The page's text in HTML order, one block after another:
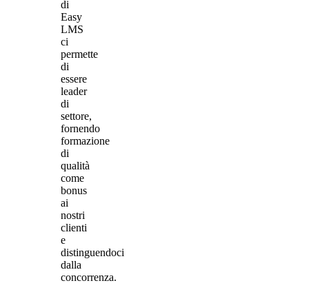
di
Easy
LMS
ci
permette
di
essere
leader
di
settore,
fornendo
formazione
di
qualità
come
bonus
ai
nostri
clienti
e
distinguendoci
dalla
concorrenza.